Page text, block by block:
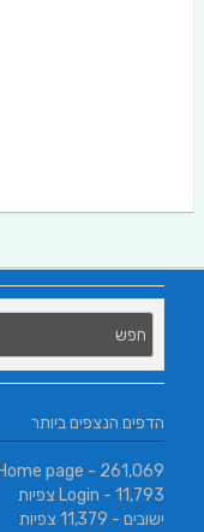
הדפים הנצפים ביותר
page - 261,069 צפיות
Login - 11,793 צפיות
ישובים - 11,379 צפיות